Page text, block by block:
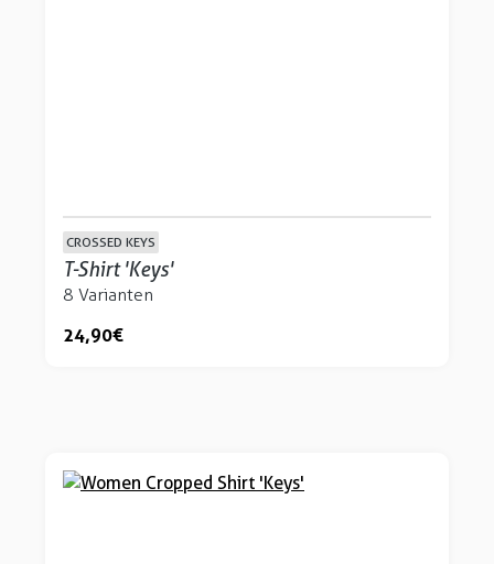
CROSSED KEYS
T-Shirt 'Keys'
8 Varianten
24,90 €